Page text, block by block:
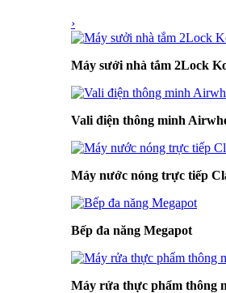
›
Máy sưởi nhà tắm 2Lock
Vali điện thông minh
Máy nước nóng trực tiếp
Bếp đa năng Megapot
Máy rửa thực phẩm thông